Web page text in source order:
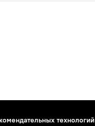
технологий